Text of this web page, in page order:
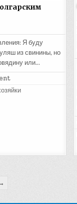
Я буду
из свинины, но
или…